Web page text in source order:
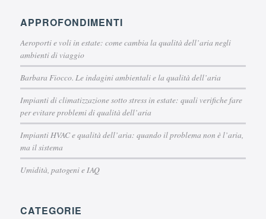
APPROFONDIMENTI
Aeroporti e voli in estate: come cambia la qualità dell’aria negli
ambienti di viaggio
Barbara Fiocco. Le indagini ambientali e la qualità dell’aria
Impianti di climatizzazione sotto stress in estate: quali verifiche fare
per evitare problemi di qualità dell’aria
Impianti HVAC e qualità dell’aria: quando il problema non è l’aria,
ma il sistema
Umidità, patogeni e IAQ
CATEGORIE